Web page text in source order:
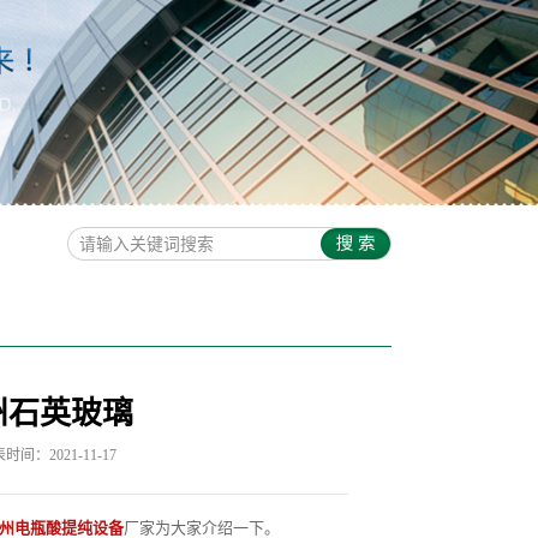
英玻璃
时间：2021-11-17
电瓶酸提纯设备厂家为大家介绍一下。